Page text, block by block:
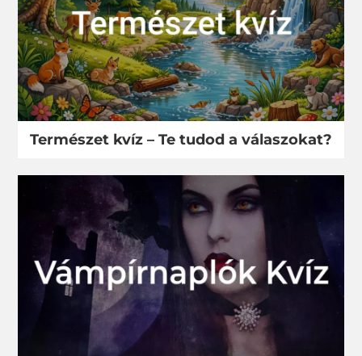
Természet kvíz – Te tudod a válaszokat?